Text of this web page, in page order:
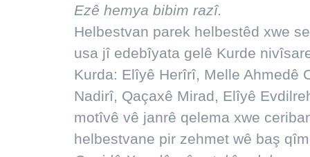
Ezê hemya bibim razî.
Helbestvan parek helbestêd xwe
usa jî edebîyata gelê Kurde
Kurda: Elîyê Herîrî, Melle Ahmedê
Nadirî, Qaçaxê Mirad, Elîyê
motîvê vê janrê qelema xwe
helbestvane pir zehmet wê baş